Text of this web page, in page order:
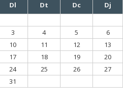
Dl Dt Dc Dj
3
4 5 6
10
11 12 13
17
18 19 20
24
25 26 27
31